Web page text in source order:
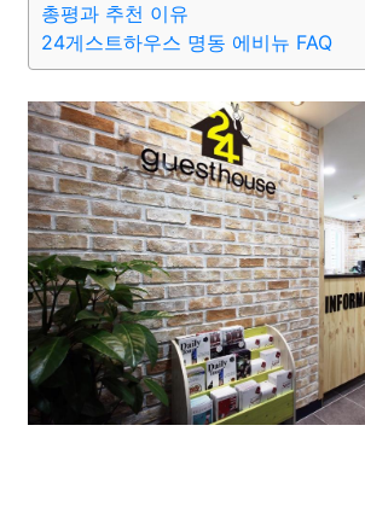
부동산 외국어 교육
총평과 추천 이유
24게스트하우스 명동 에비뉴 FAQ